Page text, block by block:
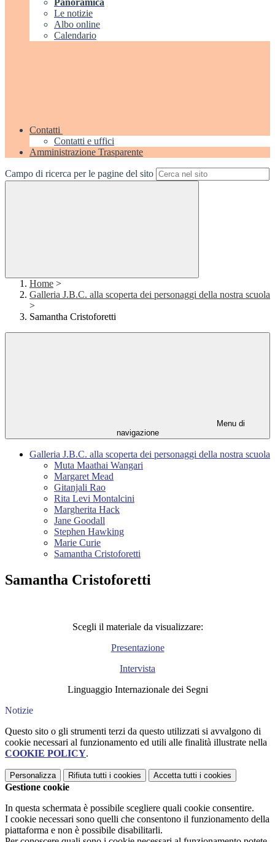
Panoramica
Le notizie
Albo online
Calendario
Contatti
Contatti e uffici
Amministrazione Trasparente
Campo di ricerca per le pagine del sito
Home >
Galleria J.B.C. alla scoperta dei personaggi della nostra scuola
>
Samantha Cristoforetti
Menu di
navigazione
Galleria J.B.C. alla scoperta dei personaggi della nostra scuola
Muta Maathai Wangari
Margaret Mead
Gitanjali Rao
Rita Levi Montalcini
Margherita Hack
Jane Goodall
Stephen Hawking
Marie Curie
Samantha Cristoforetti
Samantha Cristoforetti
Scegli il materiale da visualizzare:
Presentazione
Intervista
Linguaggio Internazionale dei Segni
Notizie
Questo sito o gli strumenti terzi da questo utilizzati si avvalgono di
cookie necessari al funzionamento ed utili alle finalità illustrate nella
COOKIE POLICY.
Personalizza Rifiuta tutti i cookies Accetta tutti i cookies
Gestione cookie
In questa schermata è possibile scegliere quali cookie consentire.
I cookie necessari sono quelli che consentono il funzionamento della
piattaforma e non è possibile disabilitarli.